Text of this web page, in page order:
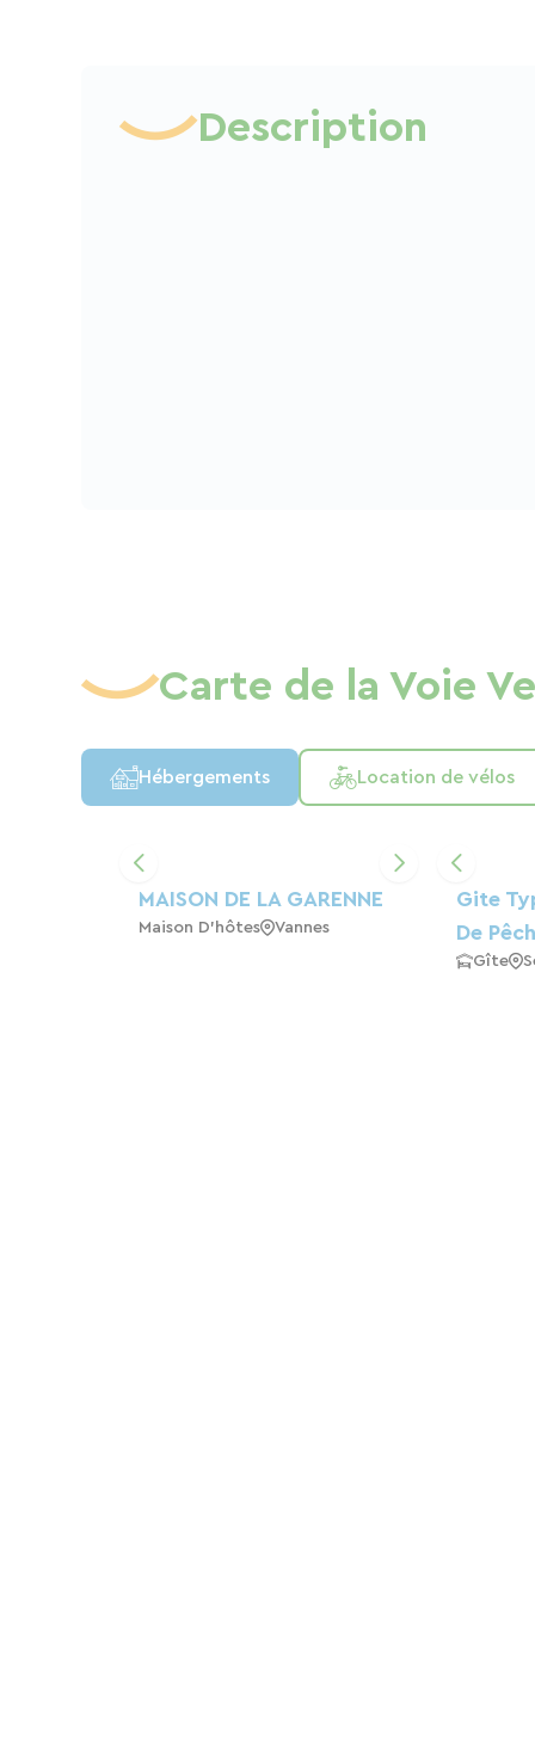
Description
Carte de la Voie
Hébergements Location de vélos
MAISON DE LA GARENNE
Maison D'hôtes Vannes
Gite
De
Gîte